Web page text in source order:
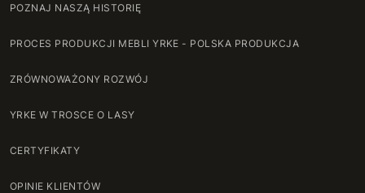
POZNAJ NASZĄ HISTORIĘ
PROCES PRODUKCJI MEBLI YRKE - POLSKA PRODUKCJA
ZRÓWNOWAŻONY ROZWÓJ
YRKE W TROSCE O LASY
CERTYFIKATY
OPINIE KLIENTÓW